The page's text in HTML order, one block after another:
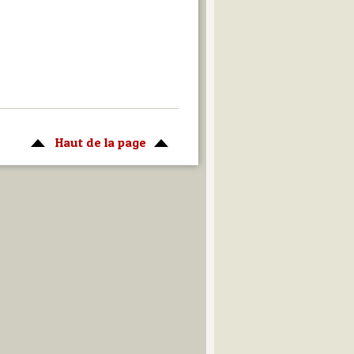
Haut de la page